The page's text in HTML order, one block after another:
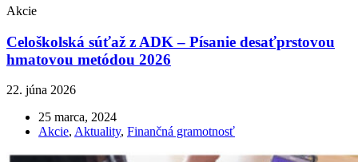
Akcie
Celoškolská súťaž z ADK – Písanie desaťprstovou
hmatovou metódou 2026
22. júna 2026
25 marca, 2024
Akcie, Aktuality, Finančná gramotnosť